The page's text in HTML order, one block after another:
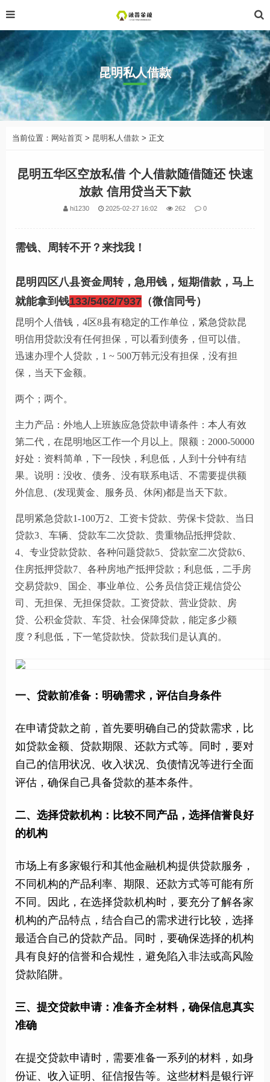
昆明私人借款
当前位置： 网站首页 > 昆明私人借款 > 正文
昆明五华区空放私借 个人借款随借随还 快速
放款 信用贷当天下款
hi1230 2025-02-27 16:02 262 0
需钱、周转不开？来找我！
昆明四区八县资金周转，急用钱，短期借款，马上
就能拿到钱133/5462/7937 （微信同号）
昆明个人借钱，4区8县有稳定的工作单位，紧急贷款昆
明信用贷款没有任何担保，可以看到债务，但可以借。
迅速办理个人贷款，1 ~ 500万韩元没有担保，没有担
保，当天下金额。
两个；两个。
主力产品：外地人上班族应急贷款申请条件：本人有效
第二代，在昆明地区工作一个月以上。限额：2000-50000
好处：资料简单，下一段快，利息低，人到十分钟有结
果。说明：没收、债务、没有联系电话、不需要提供额
外信息、(发现黄金、服务员、休闲)都是当天下款。
昆明紧急贷款1-100万2、工资卡贷款、劳保卡贷款、当日
贷款3、车辆、贷款车二次贷款、贵重物品抵押贷款、
4、专业贷款贷款、各种问题贷款5、贷款室二次贷款6、
住房抵押贷款7、各种房地产抵押贷款；利息低，二手房
交易贷款9、国企、事业单位、公务员信贷正规信贷公
司、无担保、无担保贷款。工资贷款、营业贷款、房
贷、公积金贷款、车贷、社会保障贷款，能定多少额
度？利息低，下一笔贷款快。贷款我们是认真的。
一、贷款前准备：明确需求，评估自身条件
在申请贷款之前，首先要明确自己的贷款需求，比
如贷款金额、贷款期限、还款方式等。同时，要对
自己的信用状况、收入状况、负债情况等进行全面
评估，确保自己具备贷款的基本条件。
二、选择贷款机构：比较不同产品，选择信誉良好
的机构
市场上有多家银行和其他金融机构提供贷款服务，
不同机构的产品利率、期限、还款方式等可能有所
不同。因此，在选择贷款机构时，要充分了解各家
机构的产品特点，结合自己的需求进行比较，选择
最适合自己的贷款产品。同时，要确保选择的机构
具有良好的信誉和合规性，避免陷入非法或高风险
贷款陷阱。
三、提交贷款申请：准备齐全材料，确保信息真实
准确
在提交贷款申请时，需要准备一系列的材料，如身
份证、收入证明、征信报告等。这些材料是银行评